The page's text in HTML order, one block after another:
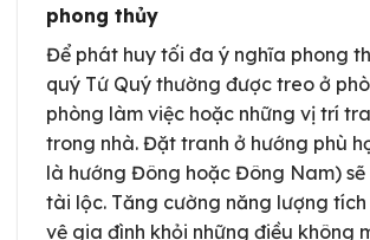
phong thủy
Để phát huy tối đa ý nghĩa phong
quý Tứ Quý thường được treo ở
phòng làm việc hoặc những vị trí
trong nhà. Đặt tranh ở hướng phù
là hướng Đông hoặc Đông Nam)
tài lộc. Tăng cường năng lượng
vệ gia đình khỏi những điều không